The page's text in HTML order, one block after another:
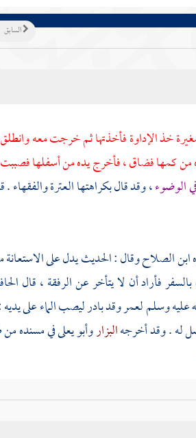
السابق
خذ الإداوة فأخذتها ثم خرجت معه
كمها فضاق ، فأخرج يده من أسفلها
الوضوء، وقد قال بكراهتهاالعترةوالفقهاء .
ابن الصلاحوقال : الحديث يدل على الاستعانة
فأراد أن لا يتأخر عن الرفقة ، قال
عليه وسلملعمروقد بادر ليصب الماء على يديه
له . وقد أخرجهالبزاروأبو يعلىفي مسنده
معشرتعرفه ؟ قال : هؤلاء حمالة الحطب .